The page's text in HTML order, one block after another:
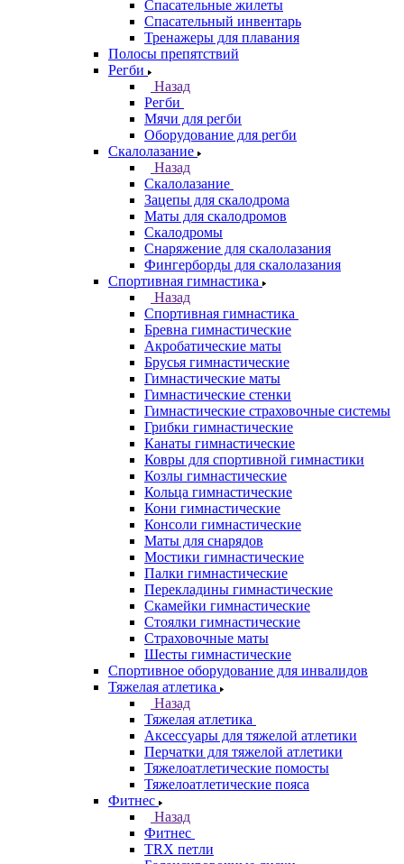
Спасательные жилеты
Спасательный инвентарь
Тренажеры для плавания
Полосы препятствий
Регби
Назад
Регби
Мячи для регби
Оборудование для регби
Скалолазание
Назад
Скалолазание
Зацепы для скалодрома
Маты для скалодромов
Скалодромы
Снаряжение для скалолазания
Фингерборды для скалолазания
Спортивная гимнастика
Назад
Спортивная гимнастика
Бревна гимнастические
Акробатические маты
Брусья гимнастические
Гимнастические маты
Гимнастические стенки
Гимнастические страховочные системы
Грибки гимнастические
Канаты гимнастические
Ковры для спортивной гимнастики
Козлы гимнастические
Кольца гимнастические
Кони гимнастические
Консоли гимнастические
Маты для снарядов
Мостики гимнастические
Палки гимнастические
Перекладины гимнастические
Скамейки гимнастические
Стоялки гимнастические
Страховочные маты
Шесты гимнастические
Спортивное оборудование для инвалидов
Тяжелая атлетика
Назад
Тяжелая атлетика
Аксессуары для тяжелой атлетики
Перчатки для тяжелой атлетики
Тяжелоатлетические помосты
Тяжелоатлетические пояса
Фитнес
Назад
Фитнес
TRX петли